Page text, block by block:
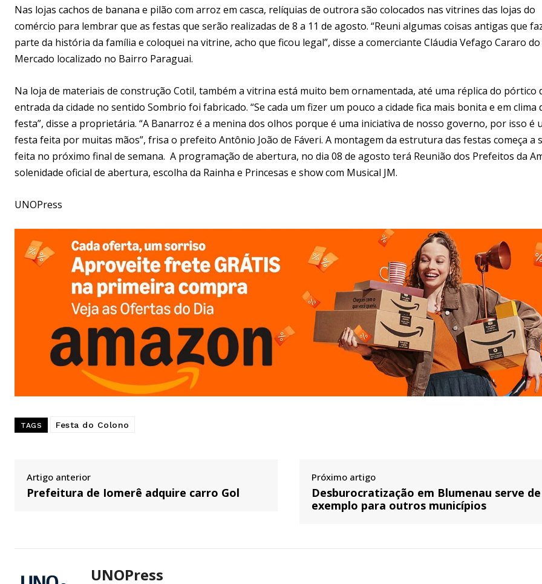
Nas lojas cachos de banana e pilão com arroz em casca, relíquias de outrora são colocados nas vitrines das lojas do
comércio para lembrar que as festas que serão realizadas de 8 a 11 de agosto. “Reuni algumas coisas antigas que
parte da história da família e coloquei na vitrine, acho que ficou legal”, disse a comerciante Cláudia Vefago Cararo do
Mercado localizado no Bairro Paraguai.
Na loja de materiais de construção Cotil, também a vitrina está muito bem ornamentada, até uma réplica do pórtico
entrada da cidade no sentido Sombrio foi fabricado. “Se cada um fizer um pouco a cidade fica mais bonita e em clima
festa”, disse a proprietária. “A Banarroz é a menina dos olhos porque é uma iniciativa de nosso governo, por isso é
festa feita por muitas mãos”, frisa o prefeito Antônio João de Fáveri. A montagem da estrutura das festas começa a
feita no próximo final de semana. A programação de abertura, no dia 08 de agosto terá Reunião dos Prefeitos da
solenidade oficial de abertura, escolha da Rainha e Princesas e show com Musical JM.
UNOPress
TAGS Festa do Colono
Artigo anterior
Prefeitura de Iomerê adquire carro Gol
Próximo artigo
Desburocratização em Blumenau serve de
exemplo para outros municípios
UNOPress